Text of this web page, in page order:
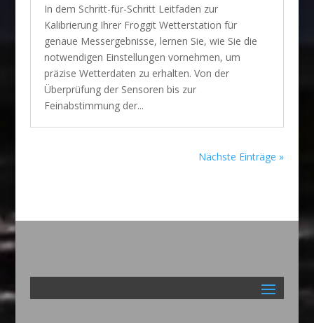
In dem Schritt-für-Schritt Leitfaden zur
Kalibrierung Ihrer Froggit Wetterstation für
genaue Messergebnisse, lernen Sie, wie Sie die
notwendigen Einstellungen vornehmen, um
präzise Wetterdaten zu erhalten. Von der
Überprüfung der Sensoren bis zur
Feinabstimmung der...
Nächste Einträge »